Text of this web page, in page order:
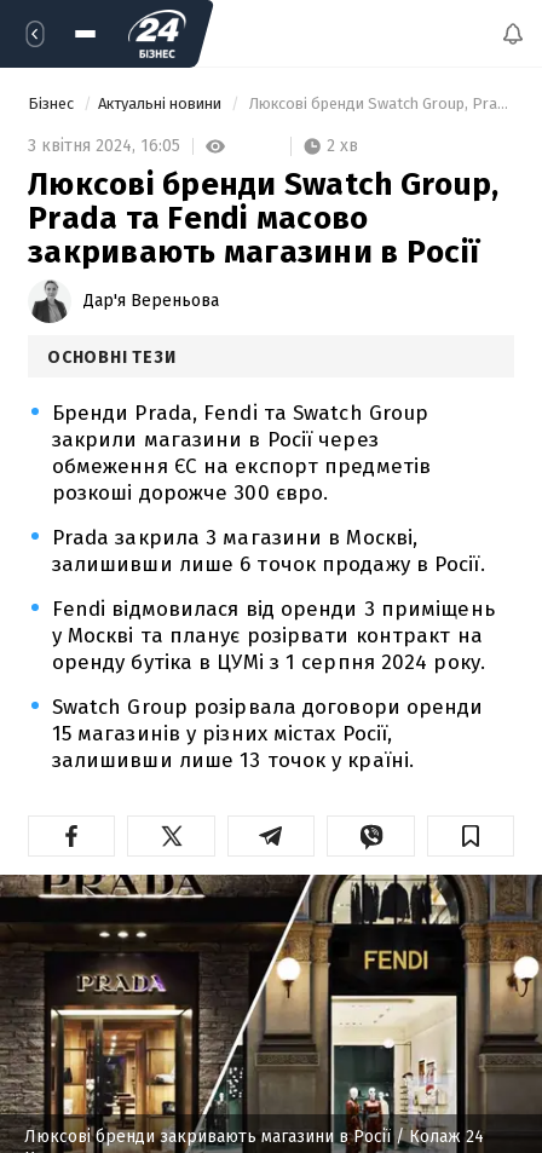
Бізнес Актуальні новини Люксові бренди Swatch Group, Prada та Fendi масово закривають магазини в Росії
3 квітня 2024, 16:05 2 хв
Люксові бренди Swatch Group,
Prada та Fendi масово
закривають магазини в Росії
Дар'я Вереньова
ОСНОВНІ ТЕЗИ
Бренди Prada, Fendi та Swatch Group
закрили магазини в Росії через
обмеження ЄС на експорт предметів
розкоші дорожче 300 євро.
Prada закрила 3 магазини в Москві,
залишивши лише 6 точок продажу в Росії.
Fendi відмовилася від оренди 3 приміщень
у Москві та планує розірвати контракт на
оренду бутіка в ЦУМі з 1 серпня 2024 року.
Swatch Group розірвала договори оренди
15 магазинів у різних містах Росії,
залишивши лише 13 точок у країні.
Люксові бренди закривають магазини в Росії/ Колаж 24